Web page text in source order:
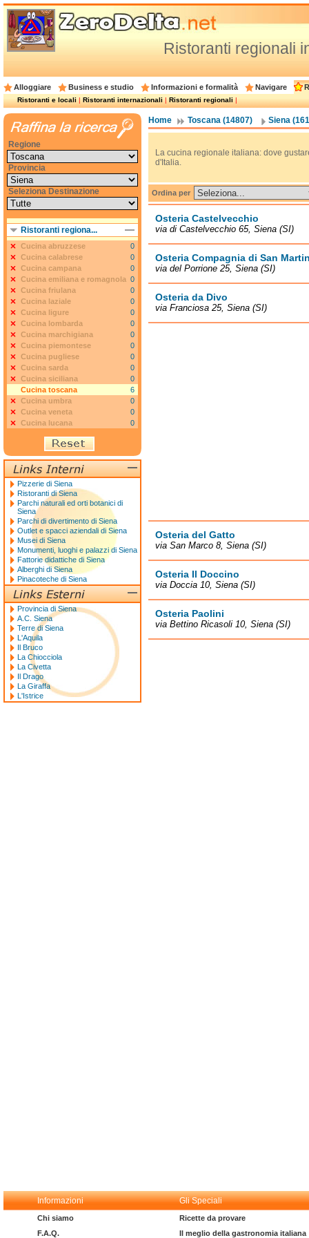
Ristoranti regionali
Alloggiare Business e studio Informazioni e formalità Navigare
Ristoranti e locali|Ristoranti internazionali|Ristoranti regionali|
Home Toscana (14807) Siena
La cucina regionale italiana: dove
d'Italia.
Ordina per
Osteria Castelvecchio
via di Castelvecchio 65, Siena (SI)
Osteria Compagnia di San
via del Porrione 25, Siena (SI)
Osteria da Divo
via Franciosa 25, Siena (SI)
Osteria del Gatto
via San Marco 8, Siena (SI)
Osteria Il Doccino
via Doccia 10, Siena (SI)
Osteria Paolini
via Bettino Ricasoli 10, Siena (SI)
Regione
Provincia
Seleziona Destinazione
Ristoranti regiona...
Cucina abruzzese
0
Cucina calabrese
0
Cucina campana
0
Cucina emiliana e romagnola 0
Cucina friulana
0
Cucina laziale
0
Cucina ligure
0
Cucina lombarda
0
Cucina marchigiana
0
Cucina piemontese
0
Cucina pugliese
0
Cucina sarda
0
Cucina siciliana
0
Cucina toscana
6
Cucina umbra
0
Cucina veneta
0
Cucina lucana
0
Pizzerie di Siena
Ristoranti di Siena
Parchi naturali ed orti botanici di
Siena
Parchi di divertimento di Siena
Outlet e spacci aziendali di Siena
Musei di Siena
Monumenti, luoghi e palazzi di Siena
Fattorie didattiche di Siena
Alberghi di Siena
Pinacoteche di Siena
Provincia di Siena
A.C. Siena
Terre di Siena
L'Aquila
Il Bruco
La Chiocciola
La Civetta
Il Drago
La Giraffa
L'Istrice
Informazioni Gli Speciali
Chi siamo
F.A.Q.
Ricette da provare
Il meglio della gastronomia italiana